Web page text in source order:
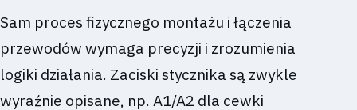
Sam proces fizycznego montażu i łączenia
przewodów wymaga precyzji i zrozumienia
logiki działania. Zaciski stycznika są zwykle
wyraźnie opisane, np. A1/A2 dla cewki